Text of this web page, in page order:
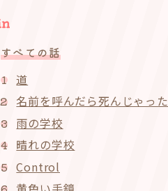
すべての話
道
名前を呼んだら死んじゃった
雨の学校
晴れの学校
Control